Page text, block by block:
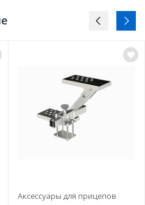
Аксессуары для прицепов